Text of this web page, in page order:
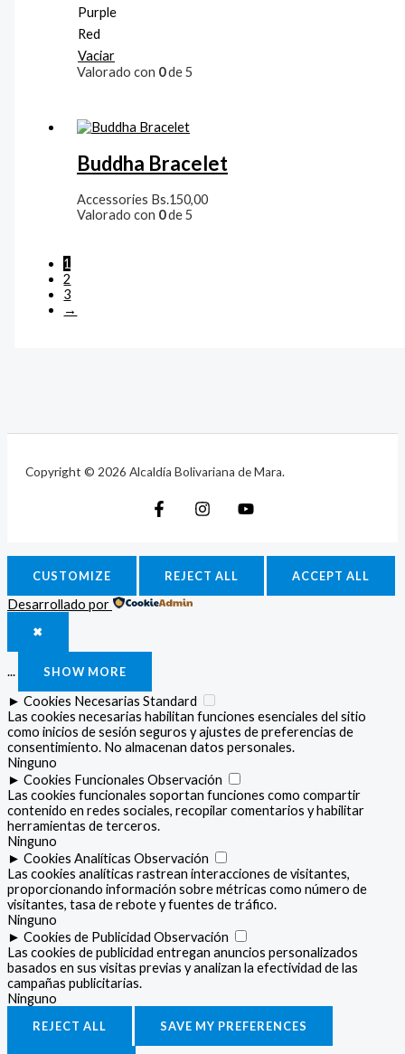
Purple
Red
Vaciar
Valorado con 0de 5
Buddha Bracelet
Accessories Bs.150,00
Valorado con 0de 5
1
2
3
→
Copyright © 2026 Alcaldía Bolivariana de Mara.
CUSTOMIZE REJECT ALL ACCEPT ALL
Desarrollado por
✖
... SHOW MORE
► Cookies Necesarias Standard
Las cookies necesarias habilitan funciones esenciales del sitio
como inicios de sesión seguros y ajustes de preferencias de
consentimiento. No almacenan datos personales.
Ninguno
► Cookies Funcionales Observación
Las cookies funcionales soportan funciones como compartir
contenido en redes sociales, recopilar comentarios y habilitar
herramientas de terceros.
Ninguno
► Cookies Analíticas Observación
Las cookies analíticas rastrean interacciones de visitantes,
proporcionando información sobre métricas como número de
visitantes, tasa de rebote y fuentes de tráfico.
Ninguno
► Cookies de Publicidad Observación
Las cookies de publicidad entregan anuncios personalizados
basados en sus visitas previas y analizan la efectividad de las
campañas publicitarias.
Ninguno
REJECT ALL SAVE MY PREFERENCES